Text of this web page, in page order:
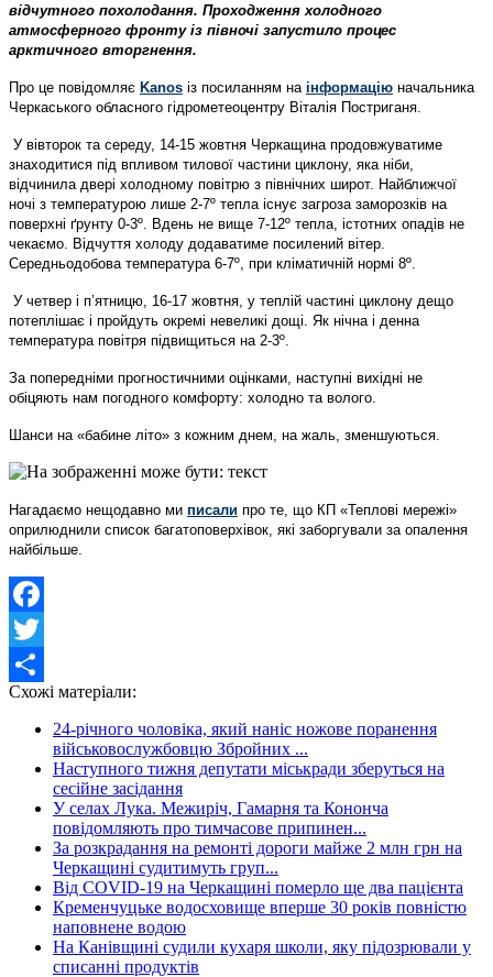
відчутного похолодання. Проходження холодного
атмосферного фронту із півночі запустило процес
арктичного вторгнення.
Про це повідомляє Kanos із посиланням на інформацію начальника
Черкаського обласного гідрометеоцентру Віталія Постриганя.
У вівторок та середу, 14-15 жовтня Черкащина продовжуватиме
знаходитися під впливом тилової частини циклону, яка ніби,
відчинила двері холодному повітрю з північних широт. Найближчої
ночі з температурою лише 2-7º тепла існує загроза заморозків на
поверхні ґрунту 0-3º. Вдень не вище 7-12º тепла, істотних опадів не
чекаємо. Відчуття холоду додаватиме посилений вітер.
Середньодобова температура 6-7º, при кліматичній нормі 8º.
У четвер і п’ятницю, 16-17 жовтня, у теплій частині циклону дещо
потеплішає і пройдуть окремі невеликі дощі. Як нічна і денна
температура повітря підвищиться на 2-3º.
За попередніми прогностичними оцінками, наступні вихідні не
обіцяють нам погодного комфорту: холодно та волого.
Шанси на «бабине літо» з кожним днем, на жаль, зменшуються.
Нагадаємо нещодавно ми писали про те, що КП «Теплові мережі»
оприлюднили список багатоповерхівок, які заборгували за опалення
найбільше.
Facebook
Twitter
Share
Схожі матеріали:
24-річного чоловіка, який наніс ножове поранення
військовослужбовцю Збройних ...
Наступного тижня депутати міськради зберуться на
сесійне засідання
У селах Лука. Межиріч, Гамарня та Кононча
повідомляють про тимчасове припинен...
За розкрадання на ремонті дороги майже 2 млн грн на
Черкащині судитимуть груп...
Від COVID-19 на Черкащині померло ще два пацієнта
Кременчуцьке водосховище вперше 30 років повністю
наповнене водою
На Канівщині судили кухаря школи, яку підозрювали у
списанні продуктів